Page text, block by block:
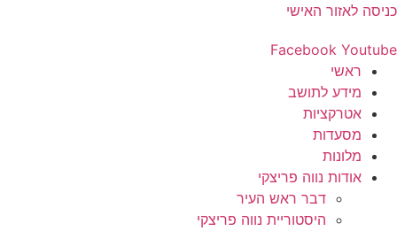
דלג
כניסה לאזור האישי
Facebook Youtube
ראשי
מידע לתושב
אטרקציות
מסעדות
מלונות
אודות נווה פריצקי
דבר ראש העיר
היסטוריית נווה פריצקי